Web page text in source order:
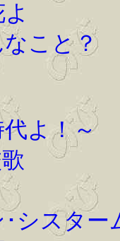
こと？
よ！～
シスター